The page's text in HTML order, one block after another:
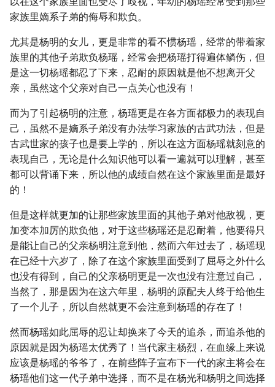
家族里嫡系子弟的侮辱和欺负。
尤其是杨明的女儿，更是非常的看不惯杨瑶，经常的带着家
族里的其他子弟欺负杨瑶，经常会把杨瑶打得遍体鳞伤，但
是这一切杨瑶都忍了下来，忍耐的原因就是他不想离开父
亲，虽然这个父亲对自己一点关心也没有！
而为了引起杨明的注意，杨瑶更是在各方面都极力的表现自
己，虽然不是嫡系子弟没有办法学习家族的古武功法，但是
古武世家的孩子也是要上学的，所以在这方面杨瑶就刻意的
表现自己，无论是什么知识他可以看一遍就可以理解，甚至
都可以背诵下来，所以他的成绩自然在这个家族里面是最好
的！
但是这样就更加的让那些家族里面的其他子弟对他敌视，更
加变本加厉的欺负他，对于这些杨瑶还是忍耐着，他要得只
是能让自己的父亲杨明注意到他，然而六年过去了，杨瑶现
在已经十六岁了，除了在这个家族里面受到了屈辱之外什么
也没有得到，自己的父亲杨明更是一次也没有注意过自己，
当然了，那是因为在这六年里，杨明的原配夫人终于给他生
了一个儿子，所以自然就更不会注意到杨瑶的存在了！
然而杨瑶如此屈辱的忍让却换来了今天的追杀，而追杀他的
原因就是因为杨瑶太优秀了！当代家主杨烈，在血缘上来说
应该是杨瑶的爷爷了，在前些阵子宣布下一代的家主将会在
杨瑶他们这一代子弟中选择，而不是在杨光和杨明之间选择